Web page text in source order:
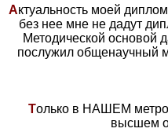
Актуальность моей
без нее мне не дадут
Методической основой
послужил общенаучный
Только в НАШЕМ
высшем